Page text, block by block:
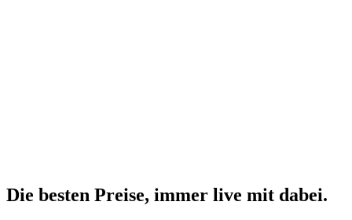
Die besten Preise, immer live mit dabei.